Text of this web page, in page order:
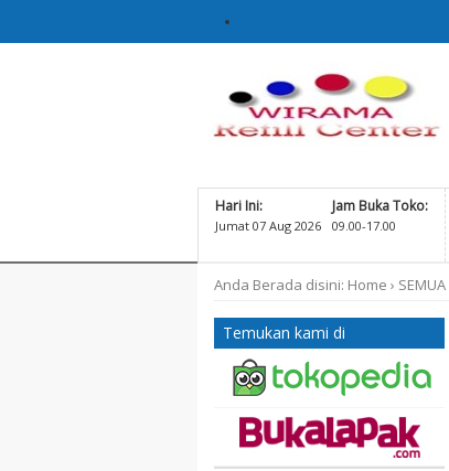
Hari Ini:
Jumat 07 Aug 2026
Jam Buka Toko:
09.00-17.00
Anda Berada disini: Home › SEMUA
Temukan kami di